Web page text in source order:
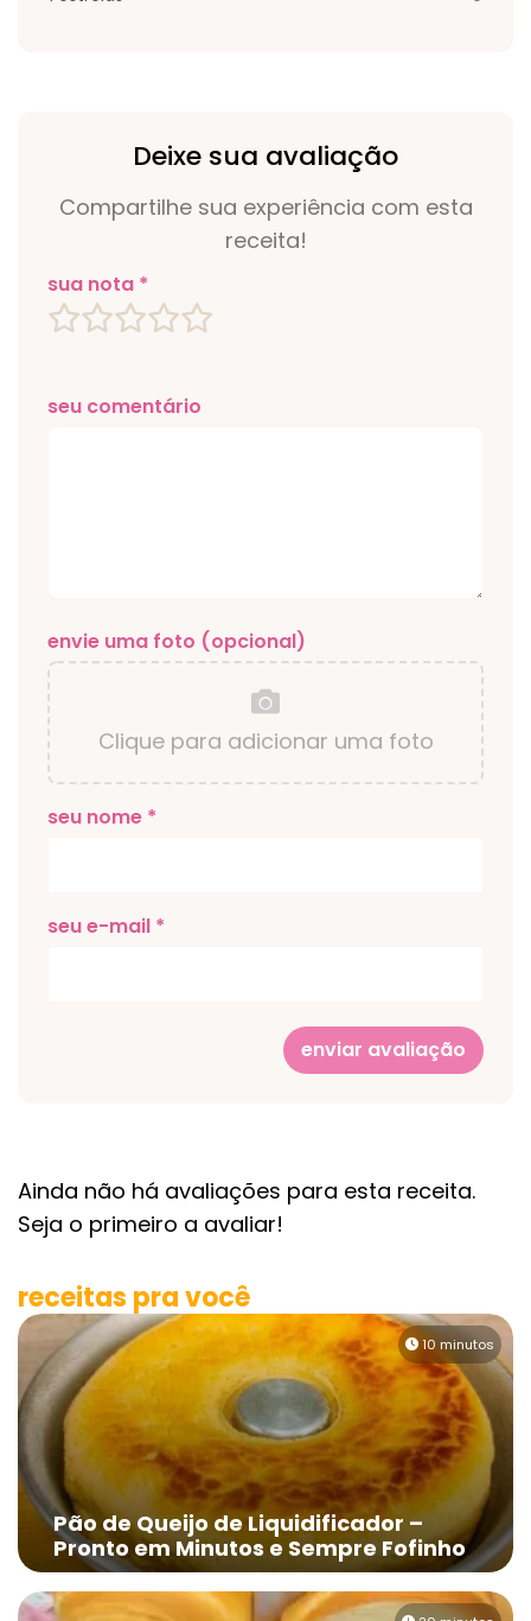
Deixe sua avaliação
Compartilhe sua experiência com esta
receita!
sua nota *
seu comentário
envie uma foto (opcional)
Clique para adicionar uma foto
seu nome *
seu e-mail *
enviar avaliação
Ainda não há avaliações para esta receita.
Seja o primeiro a avaliar!
receitas pra você
10 minutos
Pão de Queijo de Liquidificador –
Pronto em Minutos e Sempre Fofinho